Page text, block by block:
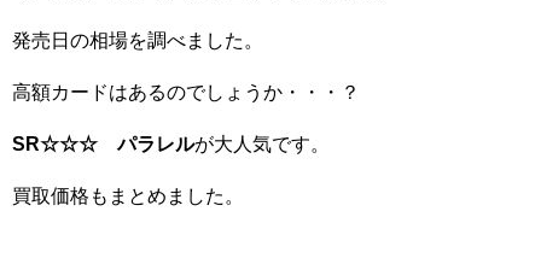
発売日の相場を調べました。
高額カードはあるのでしょうか・・・？
SR☆☆☆ パラレルが大人気です。
買取価格もまとめました。